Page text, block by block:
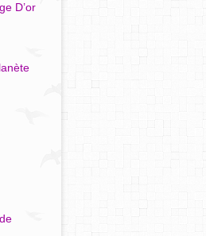
D’or